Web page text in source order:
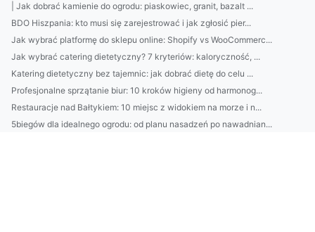
| Jak dobrać kamienie do ogrodu: piaskowiec, granit, bazalt ...
BDO Hiszpania: kto musi się zarejestrować i jak zgłosić pier...
Jak wybrać platformę do sklepu online: Shopify vs WooCommerc...
Jak wybrać catering dietetyczny? 7 kryteriów: kaloryczność, ...
Katering dietetyczny bez tajemnic: jak dobrać dietę do celu ...
Profesjonalne sprzątanie biur: 10 kroków higieny od harmonog...
Restauracje nad Bałtykiem: 10 miejsc z widokiem na morze i n...
5biegów dla idealnego ogrodu: od planu nasadzeń po nawadnian...